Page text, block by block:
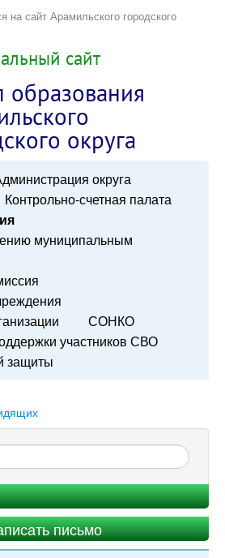
на сайт Арамильского городского
сайт
образования
округа
округа
Контрольно-счетная палата
муниципальным
СОНКО
участников СВО
защиты
письмо